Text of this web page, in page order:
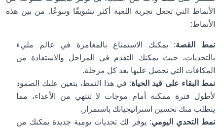
الأنماط التي تجعل تجربة اللعبة أكثر تشويقًا وتنوعًا. من بين هذه
الأنماط:
نمط القصة: يمكنك الاستمتاع بالمغامرة في عالم مليء
بالتحديات، حيث يمكنك التقدم في المراحل والاستفادة من
المكافآت التي تحصل عليها بعد كل مرحلة.
نمط البقاء على قيد الحياة: في هذا النمط، يتعين عليك الصمود
لأطول فترة ممكنة أمام موجات لا تنتهي من الأعداء، مما
يتطلب منك تحسين استراتيجياتك باستمرار.
نمط التحدي اليومي: يوفر لك تحديات يومية جديدة يمكنك من